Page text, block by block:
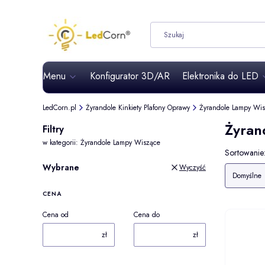
Menu Konfigurator 3D/AR Elektronika do LED
LedCorn.pl Żyrandole Kinkiety Plafony Oprawy Żyrandole Lampy
Filtry
w kategorii: Żyrandole Lampy Wiszące
Wybrane Wyczyść
CENA
Cena od
zł
Cena do
zł
Lista
Sortowanie:
Domyślne